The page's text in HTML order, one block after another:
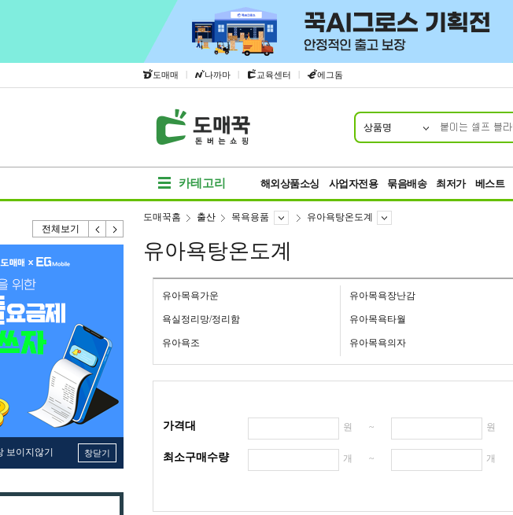
도매매 | 나까마 | 교육센터 | 에그돔
상품명
카테고리 해외상품소싱 사업자전용 묶음배송 최저가 베스트
전체보기
보이지않기 창닫기
도매꾹홈 출산 목욕용품 유아욕탕온도계
유아욕탕온도계
유아목욕가운 유아목욕장난감
욕실정리망/정리함 유아목욕타월
유아욕조 유아목욕의자
가격대 원 ~ 원
최소구매수량 개 ~ 개